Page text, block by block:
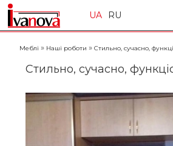
UA RU
Меблі » Наші роботи » Стильно, сучасно,
Стильно, сучасно,